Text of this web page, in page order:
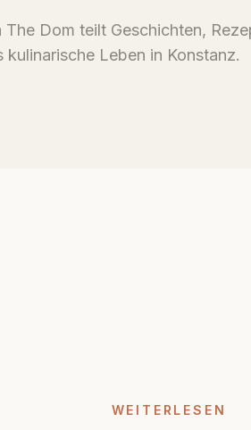
The Dom teilt Geschichten,
kulinarische Leben in Konstanz.
WEITERLESEN